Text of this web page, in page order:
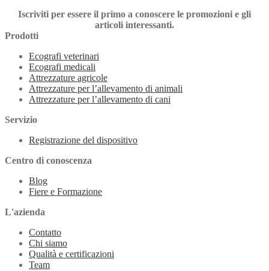
Iscriviti per essere il primo a conoscere le promozioni e gli
articoli interessanti.
Prodotti
Ecografi veterinari
Ecografi medicali
Attrezzature agricole
Attrezzature per l’allevamento di animali
Attrezzature per l’allevamento di cani
Servizio
Registrazione del dispositivo
Centro di conoscenza
Blog
Fiere e Formazione
L'azienda
Contatto
Chi siamo
Qualità e certificazioni
Team